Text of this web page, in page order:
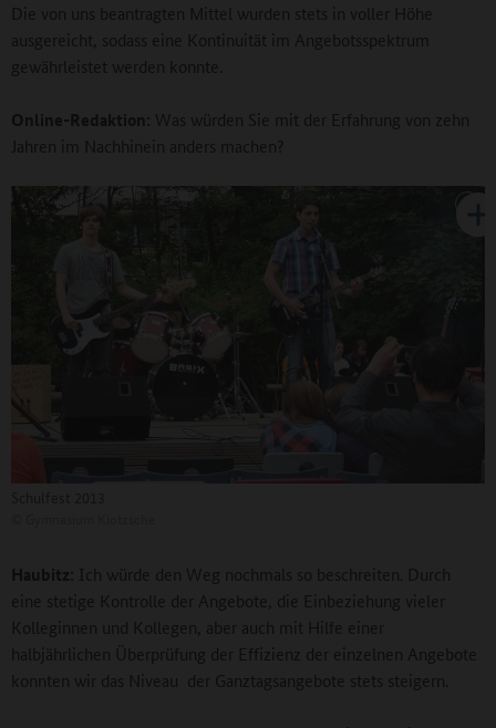
Die von uns beantragten Mittel wurden stets in voller Höhe
ausgereicht, sodass eine Kontinuität im Angebotsspektrum
gewährleistet werden konnte.
Online-Redaktion: Was würden Sie mit der Erfahrung von zehn
Jahren im Nachhinein anders machen?
Haubitz: Ich würde den Weg nochmals so beschreiten. Durch
eine stetige Kontrolle der Angebote, die Einbeziehung vieler
Kolleginnen und Kollegen, aber auch mit Hilfe einer
halbjährlichen Überprüfung der Effizienz der einzelnen Angebote
konnten wir das Niveau der Ganztagsangebote stets steigern.